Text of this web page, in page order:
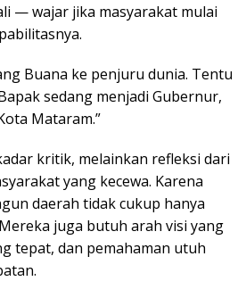
— wajar jika masyarakat mulai
Buana ke penjuru dunia. Tentu
sedang menjadi Gubernur,
Mataram.”
kritik, melainkan refleksi dari
yang kecewa. Karena
daerah tidak cukup hanya
juga butuh arah visi yang
tepat, dan pemahaman utuh